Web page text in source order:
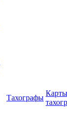
Тахографы
Карты